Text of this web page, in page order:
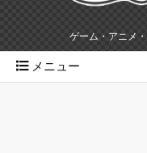
ゲーム・アニメ
メニュー